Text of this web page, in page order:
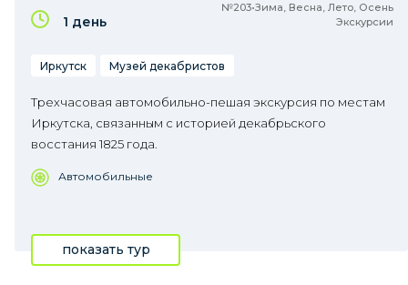
№203•Зима, Весна, Лето, Осень
Экскурсии
1 день
Иркутск Музей декабристов
Трехчасовая автомобильно-пешая экскурсия по местам
Иркутска, связанным с историей декабрьского
восстания 1825 года.
Автомобильные
показать тур